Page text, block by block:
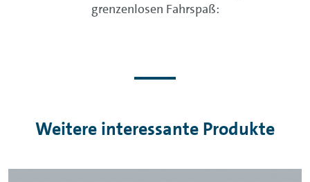
grenzenlosen Fahrspaß:
Weitere interessante Produkte